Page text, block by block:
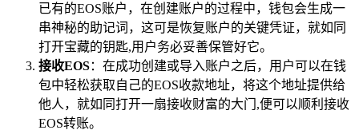
已有的EOS账户，在创建账户的过程中，钱包会生成一
串神秘的助记词，这可是恢复账户的关键凭证，就如同
打开宝藏的钥匙,用户务必妥善保管好它。
接收EOS：在成功创建或导入账户之后，用户可以在钱
包中轻松获取自己的EOS收款地址，将这个地址提供给
他人，就如同打开一扇接收财富的大门,便可以顺利接收
EOS转账。